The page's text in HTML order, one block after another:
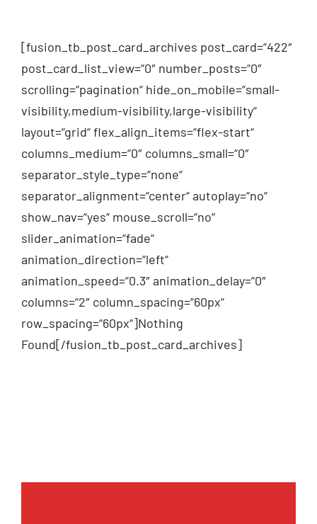
[fusion_tb_post_card_archives post_card=“422″
post_card_list_view=“0″ number_posts=“0″
scrolling=“pagination“ hide_on_mobile=“small-
visibility,medium-visibility,large-visibility“
layout=“grid“ flex_align_items=“flex-start“
columns_medium=“0″ columns_small=“0″
separator_style_type=“none“
separator_alignment=“center“ autoplay=“no“
show_nav=“yes“ mouse_scroll=“no“
slider_animation=“fade“
animation_direction=“left“
animation_speed=“0.3″ animation_delay=“0″
columns=“2″ column_spacing=“60px“
row_spacing=“60px“]Nothing
Found[/fusion_tb_post_card_archives]